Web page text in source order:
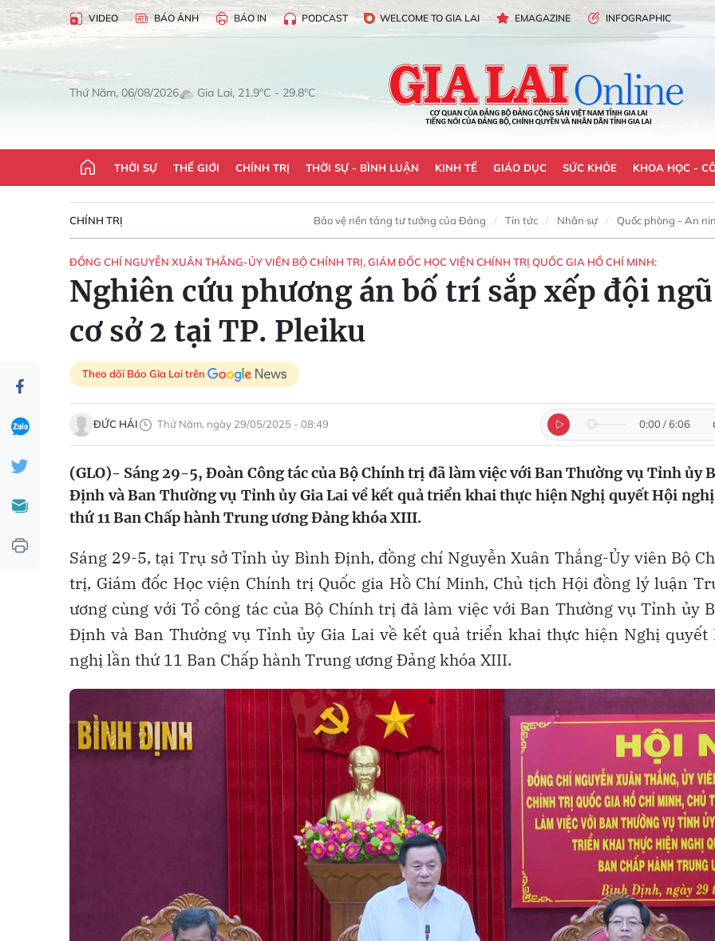
VIDEO BÁO ẢNH BÁO IN PODCAST WELCOME TO GIA LAI EMAGAZINE INFOGRAPHIC
Thứ Năm, 06/08/2026 Gia Lai, 21.9°C - 29.8°C
THỜI SỰ THẾ GIỚI CHÍNH TRỊ THỜI SỰ - BÌNH LUẬN KINH TẾ GIÁO DỤC SỨC KHỎE KHOA HỌC -
CHÍNH TRỊ Bảo vệ nền tảng tư tưởng của Đảng Tin tức Nhân sự Quốc phòng - An
ĐỒNG CHÍ NGUYỄN XUÂN THẮNG-ỦY VIÊN BỘ CHÍNH TRỊ, GIÁM ĐỐC HỌC VIỆN CHÍNH TRỊ QUỐC GIA HỒ CHÍ MINH:
Nghiên cứu phương án bố trí sắp xếp đội
cơ sở 2 tại TP. Pleiku
Theo dõi Báo Gia Lai trên
ĐỨC HẢI Thứ Năm, ngày 29/05/2025 - 08:49 0:00 /6:06
(GLO)- Sáng 29-5, Đoàn Công tác của Bộ Chính trị đã làm việc với Ban Thường vụ Tỉnh ủy
Định và Ban Thường vụ Tỉnh ủy Gia Lai về kết quả triển khai thực hiện Nghị quyết Hội
thứ 11 Ban Chấp hành Trung ương Đảng khóa XIII.
Sáng 29-5, tại Trụ sở Tỉnh ủy Bình Định, đồng chí Nguyễn Xuân Thắng-Ủy viên Bộ
trị, Giám đốc Học viện Chính trị Quốc gia Hồ Chí Minh, Chủ tịch Hội đồng lý luận
ương cùng với Tổ công tác của Bộ Chính trị đã làm việc với Ban Thường vụ Tỉnh ủy
Định và Ban Thường vụ Tỉnh ủy Gia Lai về kết quả triển khai thực hiện Nghị quyết
nghị lần thứ 11 Ban Chấp hành Trung ương Đảng khóa XIII.